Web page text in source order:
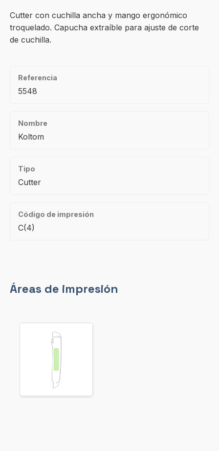
Cutter con cuchilla ancha y mango ergonómico
troquelado. Capucha extraíble para ajuste de corte
de cuchilla.
Referencia
5548
Nombre
Koltom
Tipo
Cutter
Código de impresión
C(4)
Áreas de impresión